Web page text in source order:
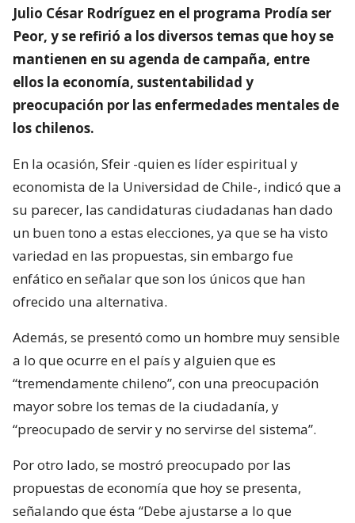
Julio César Rodríguez en el programa Prodía ser
Peor, y se refirió a los diversos temas que hoy se
mantienen en su agenda de campaña, entre
ellos la economía, sustentabilidad y
preocupación por las enfermedades mentales de
los chilenos.
En la ocasión, Sfeir -quien es líder espiritual y
economista de la Universidad de Chile-, indicó que a
su parecer, las candidaturas ciudadanas han dado
un buen tono a estas elecciones, ya que se ha visto
variedad en las propuestas, sin embargo fue
enfático en señalar que son los únicos que han
ofrecido una alternativa.
Además, se presentó como un hombre muy sensible
a lo que ocurre en el país y alguien que es
“tremendamente chileno”, con una preocupación
mayor sobre los temas de la ciudadanía, y
“preocupado de servir y no servirse del sistema”.
Por otro lado, se mostró preocupado por las
propuestas de economía que hoy se presenta,
señalando que ésta “Debe ajustarse a lo que